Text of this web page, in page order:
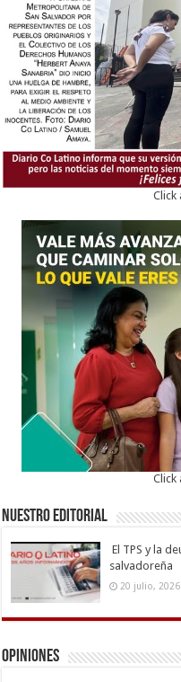
Click
Click
Nuestro Editorial
El TPS y la
salvadoreña
20 julio, 2026
Opiniones